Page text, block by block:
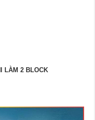
LÀM 2 BLOCK